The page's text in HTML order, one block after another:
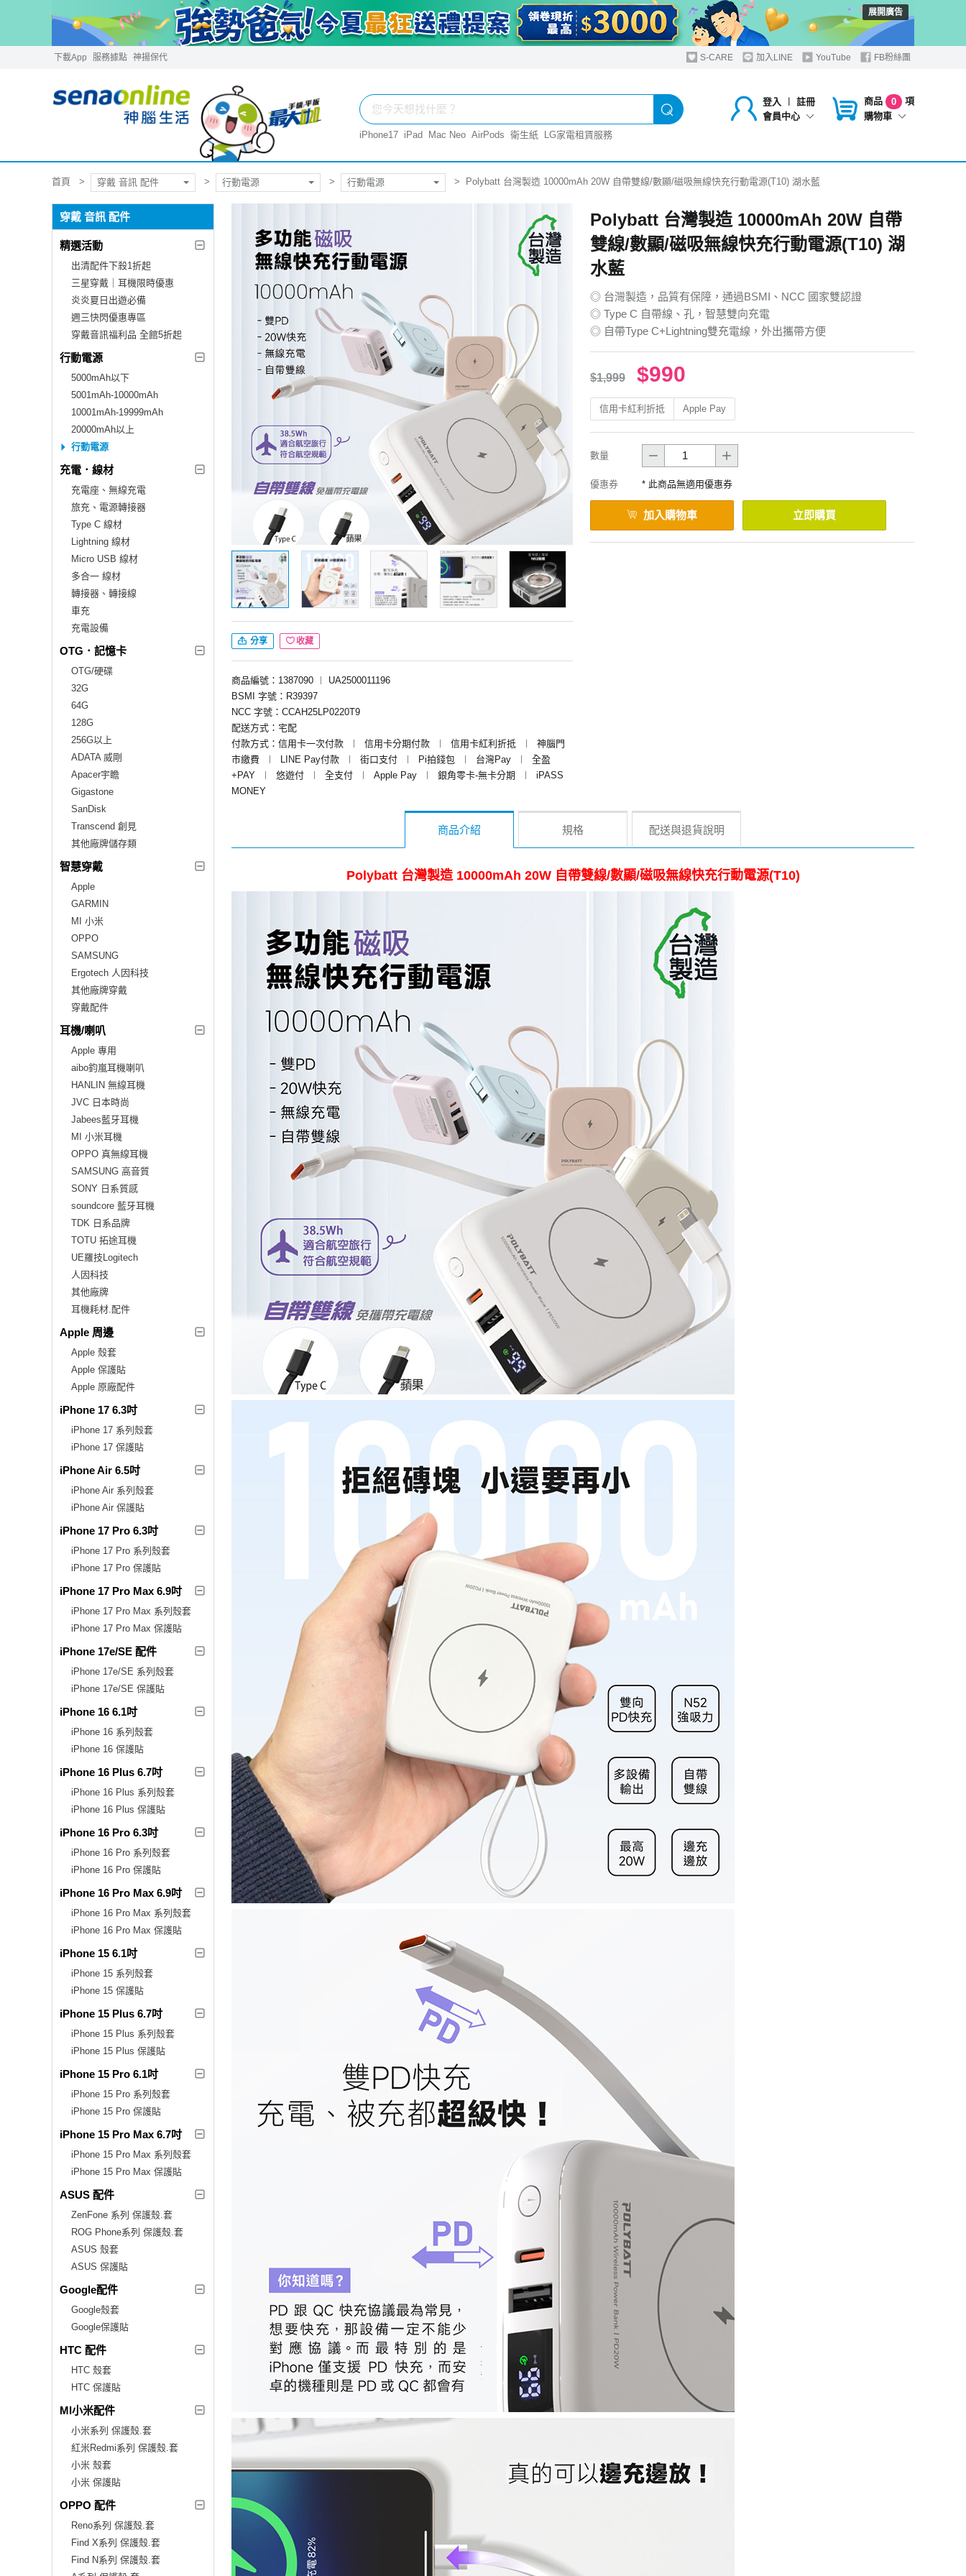
展開廣告
下載App 服務據點 神揚保代 S-CARE 加入LINE YouTube FB粉絲團
登入 ︱
註冊
會員中心
商品 0
項
購物車
iPhone17 iPad Mac Neo AirPods 衛生紙 LG家電租賃服務
首頁 穿戴 音訊 配件 行動電源 行動電源 Polybatt 台灣製造 10000mAh 20W 自帶雙線/數顯/磁吸無線快充行動電源(T10) 湖水藍
穿戴 音訊 配件
精選活動
出清配件下殺1折起
三星穿戴｜耳機限時優惠
炎炎夏日出遊必備
週三快閃優惠專區
穿戴音訊福利品 全館5折起
行動電源
5000mAh以下
5001mAh-10000mAh
10001mAh-19999mAh
20000mAh以上
行動電源
充電．線材
充電座、無線充電
旅充、電源轉接器
Type C 線材
Lightning 線材
Micro USB 線材
多合一 線材
轉接器、轉接線
車充
充電設備
OTG．記憶卡
OTG/硬碟
32G
64G
128G
256G以上
ADATA 威剛
Apacer宇瞻
Gigastone
SanDisk
Transcend 創見
其他廠牌儲存類
智慧穿戴
Apple
GARMIN
MI 小米
OPPO
SAMSUNG
Ergotech 人因科技
其他廠牌穿戴
穿戴配件
耳機/喇叭
Apple 專用
aibo鈞嵐耳機喇叭
HANLIN 無線耳機
JVC 日本時尚
Jabees藍牙耳機
MI 小米耳機
OPPO 真無線耳機
SAMSUNG 高音質
SONY 日系質感
soundcore 藍牙耳機
TDK 日系品牌
TOTU 拓途耳機
UE羅技Logitech
人因科技
其他廠牌
耳機耗材.配件
Apple 周邊
Apple 殼套
Apple 保護貼
Apple 原廠配件
iPhone 17 6.3吋
iPhone 17 系列殼套
iPhone 17 保護貼
iPhone Air 6.5吋
iPhone Air 系列殼套
iPhone Air 保護貼
iPhone 17 Pro 6.3吋
iPhone 17 Pro 系列殼套
iPhone 17 Pro 保護貼
iPhone 17 Pro Max 6.9吋
iPhone 17 Pro Max 系列殼套
iPhone 17 Pro Max 保護貼
iPhone 17e/SE 配件
iPhone 17e/SE 系列殼套
iPhone 17e/SE 保護貼
iPhone 16 6.1吋
iPhone 16 系列殼套
iPhone 16 保護貼
iPhone 16 Plus 6.7吋
iPhone 16 Plus 系列殼套
iPhone 16 Plus 保護貼
iPhone 16 Pro 6.3吋
iPhone 16 Pro 系列殼套
iPhone 16 Pro 保護貼
iPhone 16 Pro Max 6.9吋
iPhone 16 Pro Max 系列殼套
iPhone 16 Pro Max 保護貼
iPhone 15 6.1吋
iPhone 15 系列殼套
iPhone 15 保護貼
iPhone 15 Plus 6.7吋
iPhone 15 Plus 系列殼套
iPhone 15 Plus 保護貼
iPhone 15 Pro 6.1吋
iPhone 15 Pro 系列殼套
iPhone 15 Pro 保護貼
iPhone 15 Pro Max 6.7吋
iPhone 15 Pro Max 系列殼套
iPhone 15 Pro Max 保護貼
ASUS 配件
ZenFone 系列 保護殼.套
ROG Phone系列 保護殼.套
ASUS 殼套
ASUS 保護貼
Google配件
Google殼套
Google保護貼
HTC 配件
HTC 殼套
HTC 保護貼
MI小米配件
小米系列 保護殼.套
紅米Redmi系列 保護殼.套
小米 殼套
小米 保護貼
OPPO 配件
Reno系列 保護殼.套
Find X系列 保護殼.套
Find N系列 保護殼.套
分享 收藏
商品編號：1387090 ︱
UA2500011196
BSMI 字號：R39397
NCC 字號：CCAH25LP0220T9
配送方式：宅配
付款方式：信用卡一次付款
︱ 信用卡分期付款 ︱ 信用卡紅利折抵 ︱
神腦門
市繳費
︱ LINE Pay付款 ︱ 街口支付 ︱ Pi拍錢包 ︱ 台灣Pay ︱
全盈
+PAY
︱ 悠遊付 ︱ 全支付 ︱ Apple Pay ︱ 銀角零卡-無卡分期 ︱
iPASS
MONEY
Polybatt 台灣製造 10000mAh 20W 自帶
雙線/數顯/磁吸無線快充行動電源(T10) 湖
水藍
◎ 台灣製造，品質有保障，通過BSMI、NCC 國家雙認證
◎ Type C 自帶線、孔，智慧雙向充電
◎ 自帶Type C+Lightning雙充電線，外出攜帶方便
$1,999 $990
信用卡紅利折抵 Apple Pay
數量
優惠券 * 此商品無適用優惠券
加入購物車 立即購買
商品介紹 規格 配送與退貨說明
Polybatt 台灣製造 10000mAh 20W 自帶雙線/數顯/磁吸無線快充行動電源(T10)